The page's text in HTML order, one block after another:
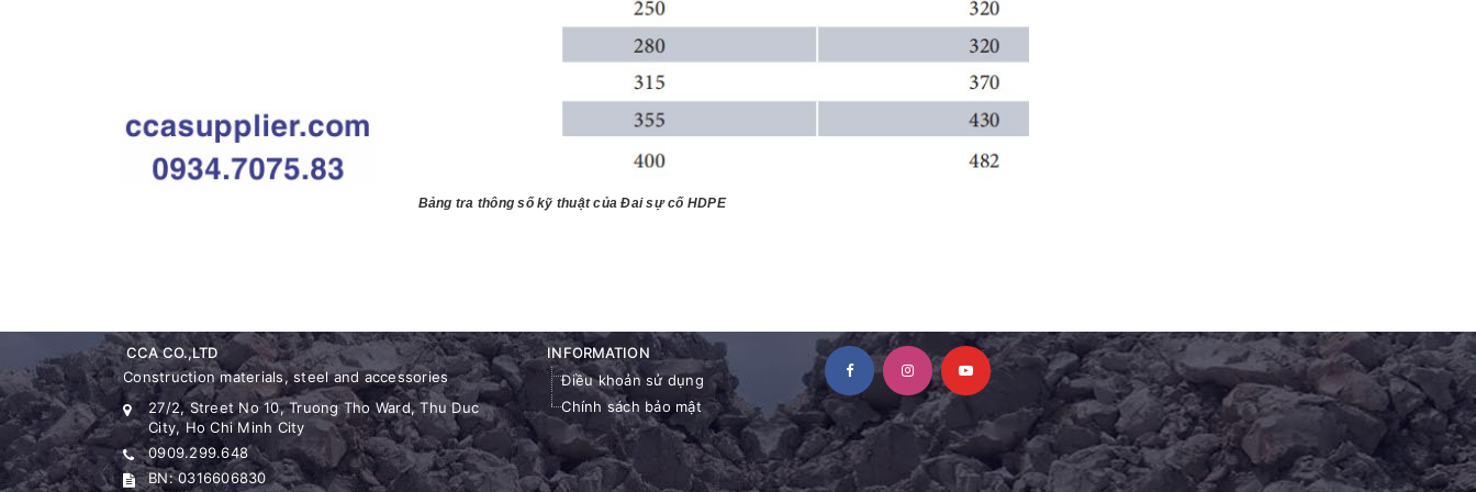
Bảng tra thông số kỹ thuật của Đai sự cố HDPE
CCA CO.,LTD
Construction materials, steel and accessories
27/2, Street No 10, Truong Tho Ward, Thu Duc
City, Ho Chi Minh City
0909.299.648
BN: 0316606830
INFORMATION
Điều khoản sử dụng
Chính sách bảo mật